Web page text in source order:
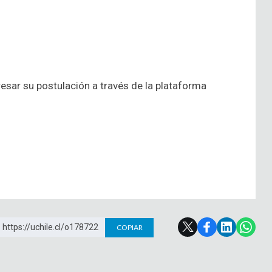
su postulación a través de la plataforma
https://uchile.cl/o178722 COPIAR